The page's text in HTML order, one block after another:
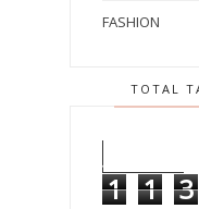
FASHION
TOTAL
1 1 3